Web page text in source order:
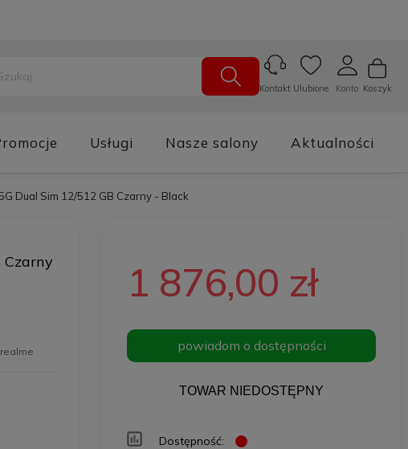
Koszyk
Konto
Ulubione
Kontakt
Usługi Nasze salony Aktualności
Dual Sim 12/512 GB Czarny - Black
Czarny
realme
1 876,00 zł
powiadom o dostępności
TOWAR NIEDOSTĘPNY
Dostępność: